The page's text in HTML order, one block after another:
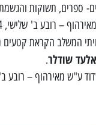
ספרים, תשוקות
שלישי, 14 יוני 2022 בשעה 20:00. מחיר 20 ₪.
המשלב הקראת
שודלר.
– רובע ב' רביעי, 15 יוני 2022 בשעה